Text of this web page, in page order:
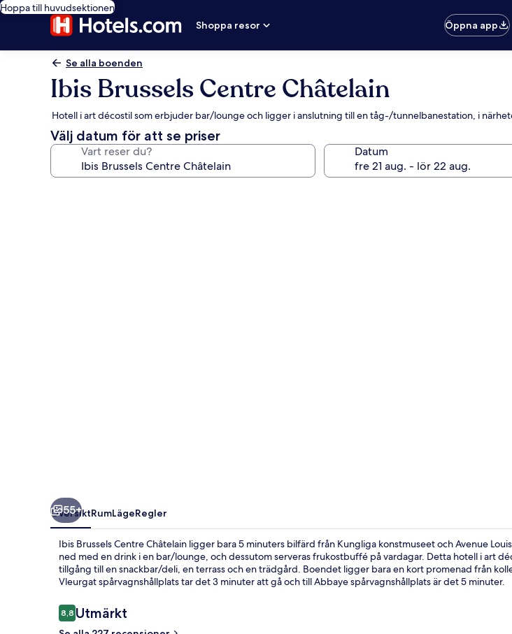
Hoppa till huvudsektionen
Shoppa resor
Öppna app
Se alla boenden
Ibis Brussels Centre Châtelain
Hotell i art décostil som erbjuder bar/lounge och ligger i anslutning till en tåg-/tunnelbanestation, i
Välj datum för att se priser
Vart reser du? Datum
55+
ÖversiktRumLägeRegler
Ibis Brussels Centre Châtelain ligger bara 5 minuters bilfärd från Kungliga konstmuseet och Avenue
ned med en drink i en bar/lounge, och dessutom serveras frukostbuffé på vardagar. Detta hotell i art
tillgång till en snackbar/deli, en terrass och en trädgård. Boendet ligger bara en kort promenad från
Vleurgat spårvagnshållplats tar det 3 minuter att gå och till Abbaye spårvagnshållplats är det 5 minuter.
Recensioner
8,88,8 av 10,
Utmärkt